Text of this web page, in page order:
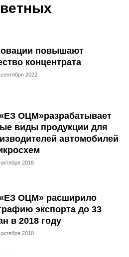
повышают
концентрата
2022
ОЦМ»разрабатывает
виды продукции для
автомобилей
2018
ОЦМ» расширило
экспорта до 33
в 2018 году
2018